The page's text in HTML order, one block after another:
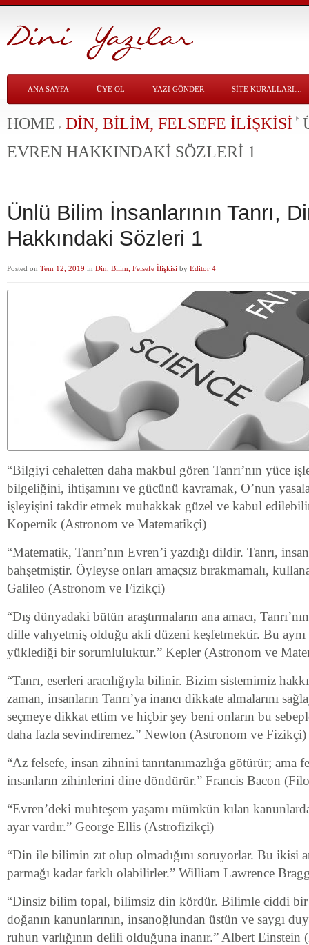
ANA SAYFA ÜYE OL YAZI GÖNDER SITE KURALLARI…
HOME DIN, BILIM, FELSEFE İLIŞKISI
EVREN HAKKINDAKI SÖZLERI 1
Ünlü Bilim İnsanlarının Tanrı,
Hakkındaki Sözleri 1
Posted on Tem 12, 2019 in Din, Bilim, Felsefe İlişkisi by Editor 4
“Bilgiyi cehaletten daha makbul gören Tanrı’nın yüce
bilgeliğini, ihtişamını ve gücünü kavramak, O’nun
işleyişini takdir etmek muhakkak güzel ve kabul
Kopernik (Astronom ve Matematikçi)
“Matematik, Tanrı’nın Evren’i yazdığı dildir. Tanrı,
bahşetmiştir. Öyleyse onları amaçsız bırakmamalı,
Galileo (Astronom ve Fizikçi)
“Dış dünyadaki bütün araştırmaların ana amacı,
dille vahyetmiş olduğu akli düzeni keşfetmektir. Bu aynı
yüklediği bir sorumluluktur.” Kepler (Astronom ve
“Tanrı, eserleri aracılığıyla bilinir. Bizim sistemimiz
zaman, insanların Tanrı’ya inancı dikkate almalarını
seçmeye dikkat ettim ve hiçbir şey beni onların bu
daha fazla sevindiremez.” Newton (Astronom ve Fizikçi)
“Az felsefe, insan zihnini tanrıtanımazlığa götürür; ama
insanların zihinlerini dine döndürür.” Francis Bacon
“Evren’deki muhteşem yaşamı mümkün kılan
ayar vardır.” George Ellis (Astrofizikçi)
“Din ile bilimin zıt olup olmadığını soruyorlar. Bu ikisi
parmağı kadar farklı olabilirler.” William Lawrence
“Dinsiz bilim topal, bilimsiz din kördür. Bilimle ciddi bir
doğanın kanunlarının, insanoğlundan üstün ve saygı
ruhun varlığının delili olduğuna inanır.” Albert